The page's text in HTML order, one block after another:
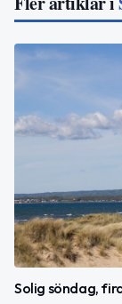
Solig söndag,